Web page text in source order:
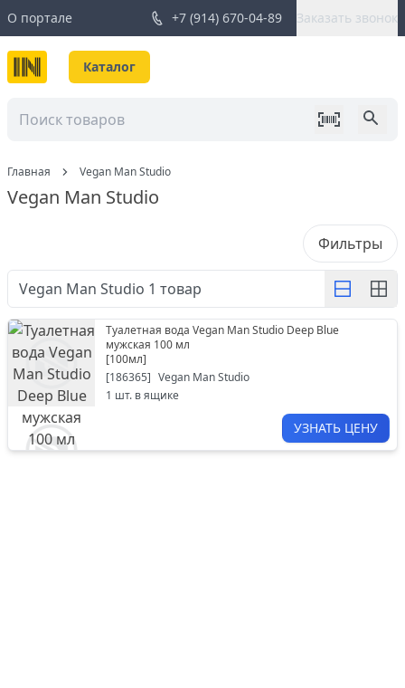
О портале +7 (914) 670-04-89 Заказать звонок
Каталог
Главная Vegan Man Studio
Vegan Man Studio
Фильтры
Vegan Man Studio 1 товар
Туалетная вода Vegan Man Studio Deep Blue
мужская 100 мл
[100мл]
[186365] Vegan Man Studio
1 шт. в ящике
УЗНАТЬ ЦЕНУ